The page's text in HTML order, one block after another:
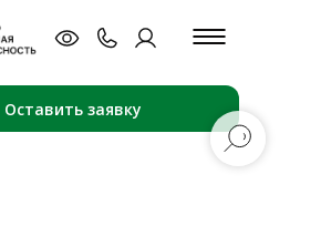
Оставить заявку